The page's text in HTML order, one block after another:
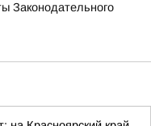
Законодательного